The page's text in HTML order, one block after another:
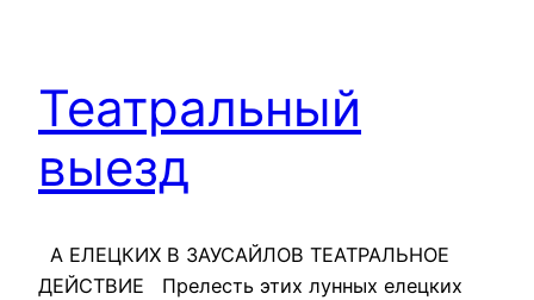
Театральный
выезд
А ЕЛЕЦКИХ В ЗАУСАЙЛОВ ТЕАТРАЛЬНОЕ
ДЕЙСТВИЕ Прелесть этих лунных елецких